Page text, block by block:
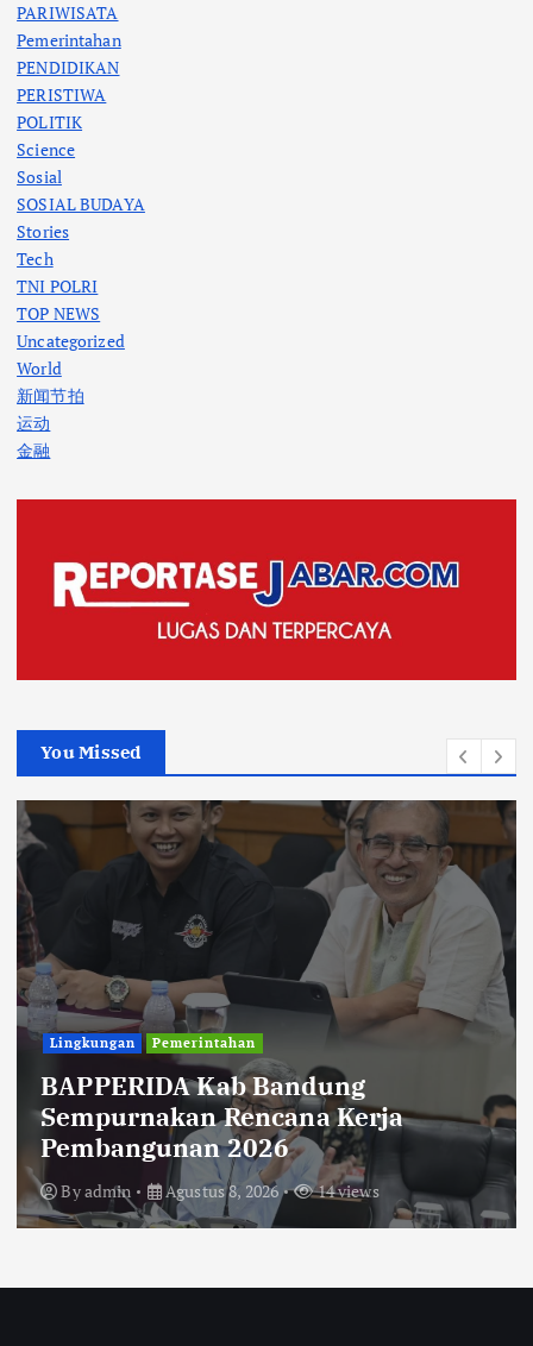
PARIWISATA
Pemerintahan
PENDIDIKAN
PERISTIWA
POLITIK
Science
Sosial
SOSIAL BUDAYA
Stories
Tech
TNI POLRI
TOP NEWS
Uncategorized
World
新闻节拍
运动
金融
You Missed
Uncategorized
Diberitakan Tanpa Konfirmasi,
Satresnarkoba Polres Cimahi dan
Yayasan Ultra Jadi Korban Narasi
Sepihak
Byadmin Agustus 8, 2026 14 views